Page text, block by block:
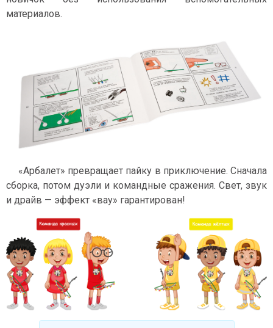
материалов.
«Арбалет» превращает пайку в приключение. Сначала
сборка, потом дуэли и командные сражения. Свет, звук
и драйв — эффект «вау» гарантирован!